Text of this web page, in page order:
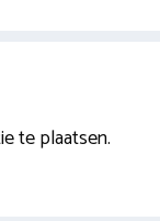
te plaatsen.